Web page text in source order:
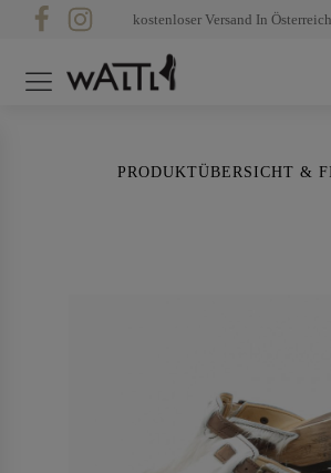
kostenloser Versand In
PRODUKTÜBERSICHT &